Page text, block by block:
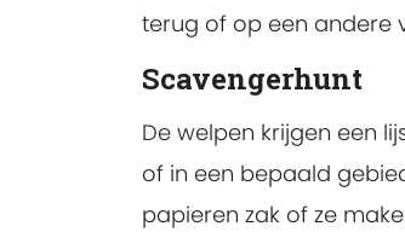
terug of op een andere
Scavengerhunt
De welpen krijgen een
of in een bepaald
papieren zak of ze